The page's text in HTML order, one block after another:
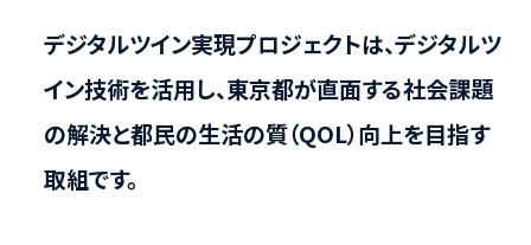
デジタルツイン実現プロジェクトは、デジタルツ
イン技術を活用し、東京都が直面する社会課題
の解決と都民の生活の質（QOL）向上を目指す
取組です。